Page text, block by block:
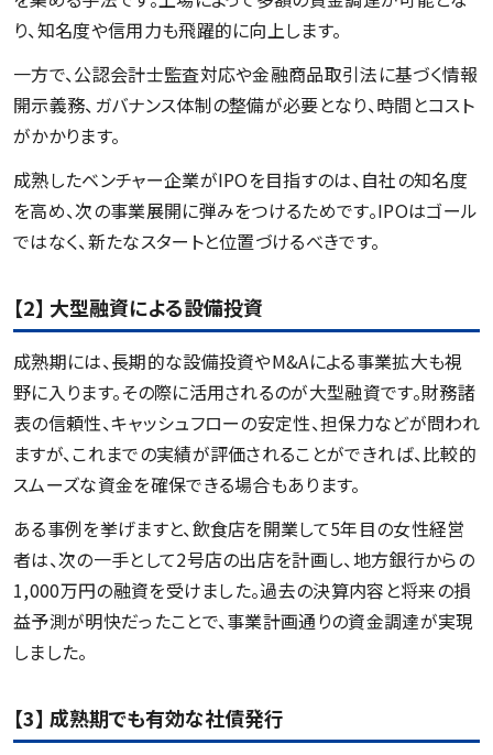
り、知名度や信用力も飛躍的に向上します。
一方で、公認会計士監査対応や金融商品取引法に基づく情報
開示義務、ガバナンス体制の整備が必要となり、時間とコスト
がかかります。
成熟したベンチャー企業がIPOを目指すのは、自社の知名度
を高め、次の事業展開に弾みをつけるためです。IPOはゴール
ではなく、新たなスタートと位置づけるべきです。
【2】 大型融資による設備投資
成熟期には、長期的な設備投資やM&Aによる事業拡大も視
野に入ります。その際に活用されるのが大型融資です。財務諸
表の信頼性、キャッシュフローの安定性、担保力などが問われ
ますが、これまでの実績が評価されることができれば、比較的
スムーズな資金を確保できる場合もあります。
ある事例を挙げますと、飲食店を開業して5年目の女性経営
者は、次の一手として2号店の出店を計画し、地方銀行からの
1,000万円の融資を受けました。過去の決算内容と将来の損
益予測が明快だったことで、事業計画通りの資金調達が実現
しました。
【3】 成熟期でも有効な社債発行